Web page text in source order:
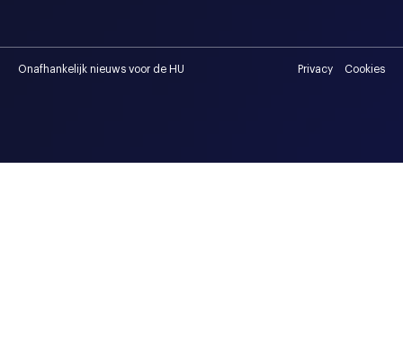
Onafhankelijk nieuws voor de HU Privacy Cookies